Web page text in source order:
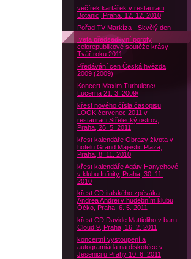
večírek kartářek v restauraci
Botanic, Praha, 12. 12. 2010
Pořad TV Markíza - Skvělý den
Iveta předsedkyní poroty
celorepublikové soutěže krásy
Tvář roku 2011
Předávání cen Česká hvězda
2009 (2009)
Koncert Maxim Turbulenc/
Lucerna 21. 3. 2009/
křest nového čísla časopisu
LOOK červenec 2011 v
restauraci Střelecký ostrov,
Praha, 26. 5. 2011
křest kalendáře Obrazy života v
hotelu Grand Majestic Plaza,
Praha, 8. 11. 2010
křest kalendáře Agáty Hanychové
v klubu Infinity, Praha, 30. 11.
2010
křest CD italského zpěváka
Andrea Andrei v hudebním klubu
Óčko, Praha, 6. 5. 2011
křest CD Davide Mattioliho v baru
Cloud 9, Praha, 16. 2. 2011
koncertní vystoupení a
autogramiáda na diskotéce v
Jesenici u Prahy 10. 6. 2011